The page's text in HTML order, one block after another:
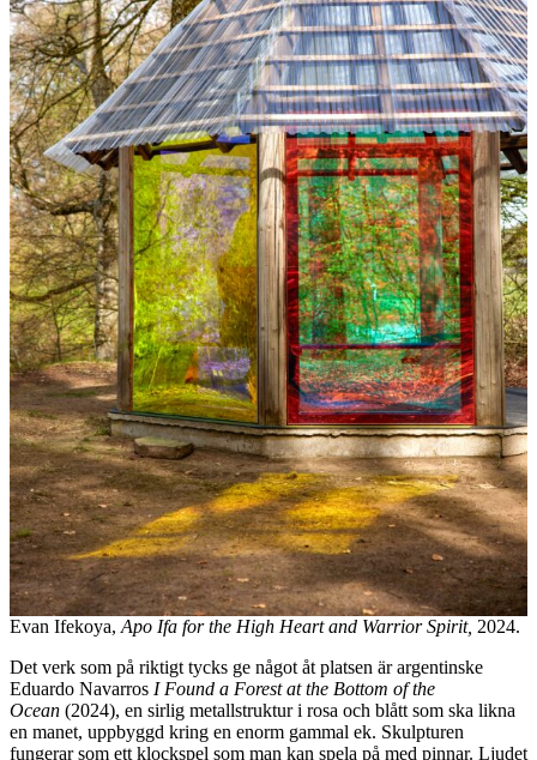
Evan Ifekoya,Apo Ifa for the High Heart and Warrior Spirit, 2024.
Det verk som på riktigt tycks ge något åt platsen är argentinske
Eduardo Navarros I Found a Forest at the Bottom of the
Ocean (2024), en sirlig metallstruktur i rosa och blått som ska likna
en manet, uppbyggd kring en enorm gammal ek. Skulpturen
fungerar som ett klockspel som man kan spela på med pinnar. Ljudet